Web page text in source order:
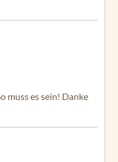
muss es sein! Danke